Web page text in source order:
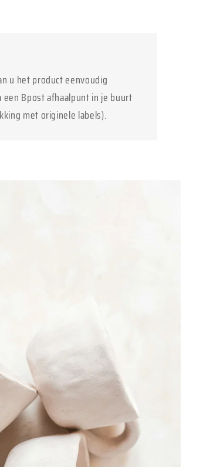
u het product eenvoudig
Bpost afhaalpunt in je buurt
met originele labels).